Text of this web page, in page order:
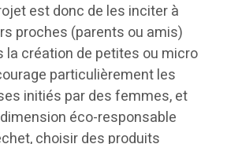
est donc de les inciter à
proches (parents ou amis)
la création de petites ou micro
particulièrement les
initiés par des femmes, et
éco-responsable
choisir des produits